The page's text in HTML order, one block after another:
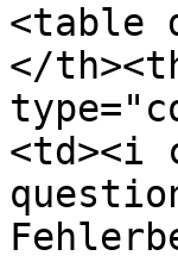
<table
</
<td><i